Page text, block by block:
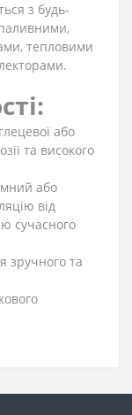
з будь-
тепловими
або
та високого
або
від
сучасного
зручного та